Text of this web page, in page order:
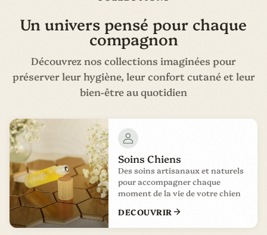
Un univers pensé pour chaque
compagnon
Découvrez nos collections imaginées pour
préserver leur hygiène, leur confort cutané et leur
bien-être au quotidien
Soins Chiens
Des soins artisanaux et naturels
pour accompagner chaque
moment de la vie de votre chien
DECOUVRIR